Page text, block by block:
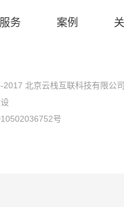
建设 展示网站
服务 案例
北京云栈互联科技有限公
号